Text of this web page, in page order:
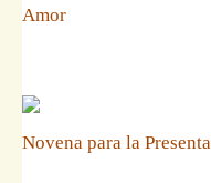
Amor
Novena para la